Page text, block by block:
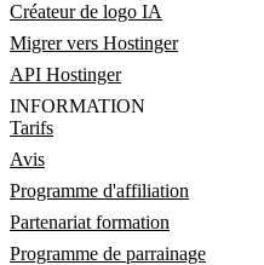
Créateur de logo IA
Migrer vers Hostinger
API Hostinger
INFORMATION
Tarifs
Avis
Programme d'affiliation
Partenariat formation
Programme de parrainage